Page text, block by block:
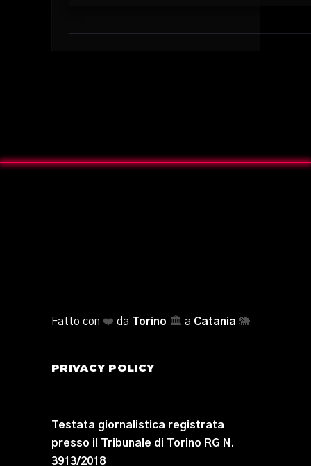
Fatto con ❤️ da Torino 🏛️ a Catania 🐘
PRIVACY POLICY
Testata giornalistica registrata
presso il Tribunale di Torino RG N.
3913/2018